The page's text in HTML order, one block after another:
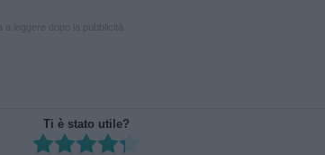
Ti è stato utile?
Rate this item: